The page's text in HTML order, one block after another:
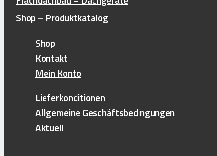
Shop – Produktkatalog
Shop
Kontakt
Mein Konto
Lieferkonditionen
Allgemeine Geschäftsbedingungen
Aktuell